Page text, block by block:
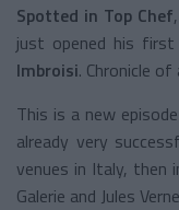
Spotted in Top Chef
just opened his
Imbroisi. Chronicle
This is a new
already very
venues in Italy, then
Galerie and Jules